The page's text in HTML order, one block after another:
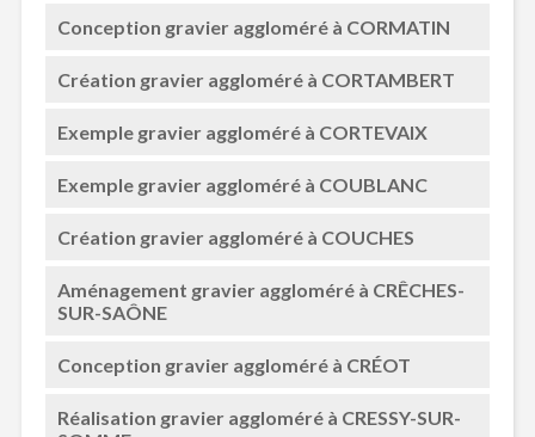
Conception gravier aggloméré à CORMATIN
Création gravier aggloméré à CORTAMBERT
Exemple gravier aggloméré à CORTEVAIX
Exemple gravier aggloméré à COUBLANC
Création gravier aggloméré à COUCHES
Aménagement gravier aggloméré à CRÊCHES-
SUR-SAÔNE
Conception gravier aggloméré à CRÉOT
Réalisation gravier aggloméré à CRESSY-SUR-